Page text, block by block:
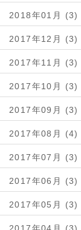
2018年01月 (3)
2017年12月 (3)
2017年11月 (3)
2017年10月 (3)
2017年09月 (3)
2017年08月 (4)
2017年07月 (3)
2017年06月 (3)
2017年05月 (3)